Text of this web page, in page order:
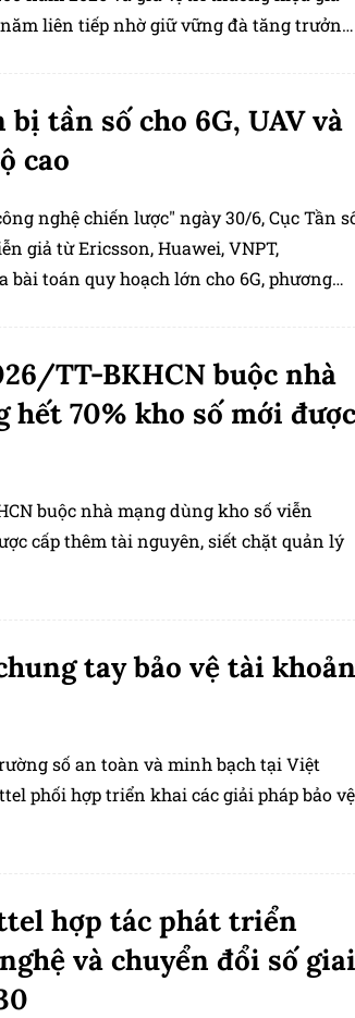
liên tiếp nhờ giữ vững đà tăng trưởng
tần số cho 6G, UAV và
cao
nghệ chiến lược" ngày 30/6, Cục Tần
giả từ Ericsson, Huawei, VNPT,
bài toán quy hoạch lớn cho 6G, phương
TT-BKHCN buộc nhà
hết 70% kho số mới được
buộc nhà mạng dùng kho số viễn
cấp thêm tài nguyên, siết chặt quản lý
tay bảo vệ tài khoản
số an toàn và minh bạch tại Việt
phối hợp triển khai các giải pháp bảo vệ
hợp tác phát triển
và chuyển đổi số giai